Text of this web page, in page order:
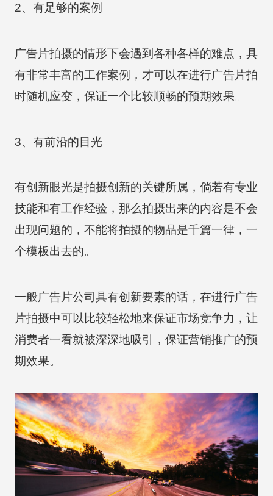
2、有足够的案例
广告片拍摄的情形下会遇到各种各样的难点，具
有非常丰富的工作案例，才可以在进行广告片拍
时随机应变，保证一个比较顺畅的预期效果。
3、有前沿的目光
有创新眼光是拍摄创新的关键所属，倘若有专业
技能和有工作经验，那么拍摄出来的内容是不会
出现问题的，不能将拍摄的物品是千篇一律，一
个模板出去的。
一般广告片公司具有创新要素的话，在进行广告
片拍摄中可以比较轻松地来保证市场竞争力，让
消费者一看就被深深地吸引，保证营销推广的预
期效果。